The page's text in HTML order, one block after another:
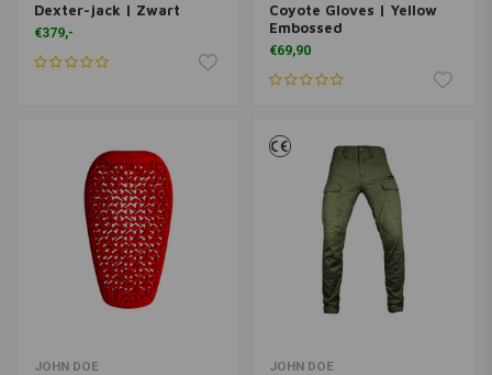
Dexter-jack | Zwart
€379,-
Coyote Gloves | Yellow
Embossed
€69,90
JOHN DOE JOHN DOE